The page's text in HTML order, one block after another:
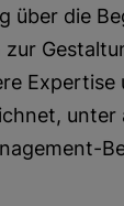
über die